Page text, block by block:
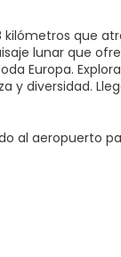
que
lunar que
Europa.
diversidad.
al aeropuerto